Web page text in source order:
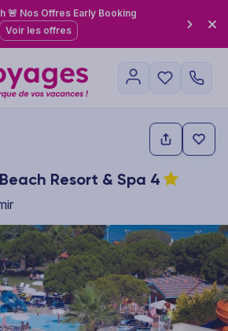
🚨 Nos Offres Early Booking
Voir les offres
Resort & Spa 4
large product image at a time. Use the